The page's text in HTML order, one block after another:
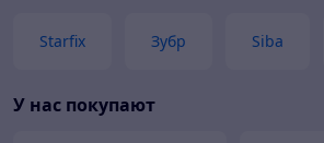
Starfix Зубр Siba
У нас покупают